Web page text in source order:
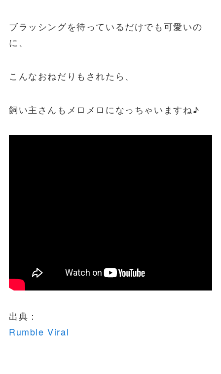
ブラッシングを待っているだけでも可愛いの
に、
こんなおねだりもされたら、
飼い主さんもメロメロになっちゃいますね♪
出典：
Rumble Viral